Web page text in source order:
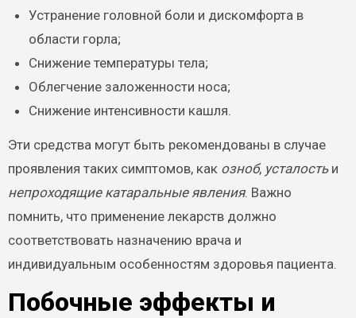
Устранение головной боли и дискомфорта в
области горла;
Снижение температуры тела;
Облегчение заложенности носа;
Снижение интенсивности кашля.
Эти средства могут быть рекомендованы в случае
проявления таких симптомов, как озноб, усталостьи
непроходящие катаральные явления. Важно
помнить, что применение лекарств должно
соответствовать назначению врача и
индивидуальным особенностям здоровья пациента.
Побочные эффекты и